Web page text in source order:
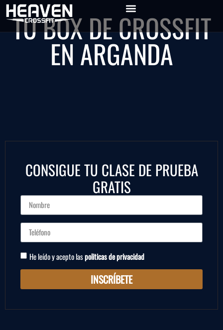
TU BOX DE CROSSFIT
EN ARGANDA
CONSIGUE TU CLASE DE PRUEBA
GRATIS
He leído y acepto laspoliticas de privacidad
INSCRÍBETE